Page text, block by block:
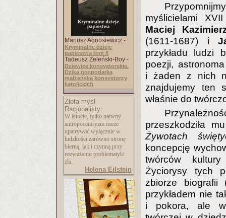
Mariusz Agnosiewicz -
Kryminalne dzieje
papiestwa tom II
Tadeusz Żeleński-Boy -
Dziewice konsystorskie.
Dzika gospodarka
małżeńska konsystorzy
katolickich
Złota myśl
Racjonalisty:
W istocie, tylko naiwny
antropocentryzm może
upatrywać wyłącznie w
ludzkości zarówno stronę
bierną, jak i czynną przy
rozważaniu problematyki
zła.
Helena Eilstein
myślicielami
Maciej
(1611-1687) i
przykładu ludzi
poezji,
i żaden z nich
znajdujemy ten
właśnie do
przeszkodziła
Żywotach
koncepcję
twórców
Życiorysy tych
zbiorze biografii
przykładem nie
i pokora, ale